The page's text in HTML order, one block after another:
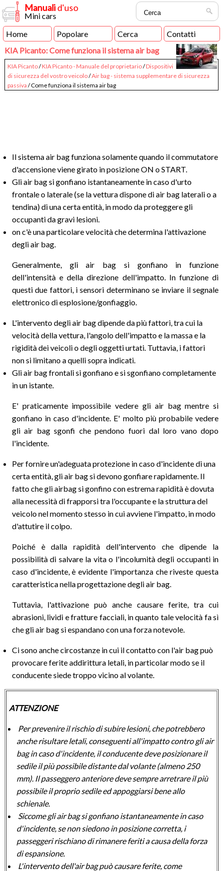
Manualid'uso
Mini cars
Home
Popolare Cerca
Contatti
KIA Picanto: Come funziona il sistema air bag
KIA Picanto/KIA Picanto - Manuale del proprietario/Dispositivi
di sicurezza del vostro veicolo/Air bag - sistema supplementare di sicurezza
passiva / Come funziona il sistema air bag
Il sistema air bag funziona solamente quando il commutatore
d'accensione viene girato in posizione ON o START.
Gli air bag si gonfiano istantaneamente in caso d'urto
frontale o laterale (se la vettura dispone di air bag laterali o a
tendina) di una certa entità, in modo da proteggere gli
occupanti da gravi lesioni.
on c'è una particolare velocità che determina l'attivazione
degli air bag.
Generalmente, gli air bag si gonfiano in funzione
dell'intensità e della direzione dell'impatto. In funzione di
questi due fattori, i sensori determinano se inviare il segnale
elettronico di esplosione/gonfiaggio.
L'intervento degli air bag dipende da più fattori, tra cui la
velocità della vettura, l'angolo dell'impatto e la massa e la
rigidità dei veicoli o degli oggetti urtati. Tuttavia, i fattori
non si limitano a quelli sopra indicati.
Gli air bag frontali si gonfiano e si sgonfiano completamente
in un istante.
E' praticamente impossibile vedere gli air bag mentre si
gonfiano in caso d'incidente. E' molto più probabile vedere
gli air bag sgonfi che pendono fuori dal loro vano dopo
l'incidente.
Per fornire un'adeguata protezione in caso d'incidente di una
certa entità, gli air bag si devono gonfiare rapidamente. Il
fatto che gli airbag si gonfino con estrema rapidità è dovuta
alla necessità di frapporsi tra l'occupante e la struttura del
veicolo nel momento stesso in cui avviene l'impatto, in modo
d'attutire il colpo.
Poiché è dalla rapidità dell'intervento che dipende la
possibilità di salvare la vita o l'incolumità degli occupanti in
caso d'incidente, è evidente l'importanza che riveste questa
caratteristica nella progettazione degli air bag.
Tuttavia, l'attivazione può anche causare ferite, tra cui
abrasioni, lividi e fratture facciali, in quanto tale velocità fa sì
che gli air bag si espandano con una forza notevole.
Ci sono anche circostanze in cui il contatto con l'air bag può
provocare ferite addirittura letali, in particolar modo se il
conducente siede troppo vicino al volante.
ATTENZIONE
Per prevenire il rischio di subire lesioni, che potrebbero
anche risultare letali, conseguenti all'impatto contro gli air
bag in caso d'incidente, il conducente deve posizionare il
sedile il più possibile distante dal volante (almeno 250
mm). Il passeggero anteriore deve sempre arretrare il più
possibile il proprio sedile ed appoggiarsi bene allo
schienale.
Siccome gli air bag si gonfiano istantaneamente in caso
d'incidente, se non siedono in posizione corretta, i
passeggeri rischiano di rimanere feriti a causa della forza
di espansione.
L'intervento dell'air bag può causare ferite, come